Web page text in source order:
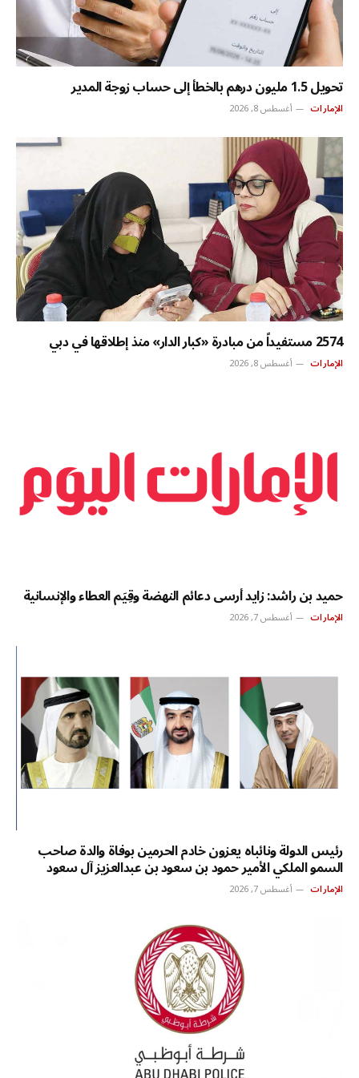
تحويل 1.5 مليون درهم بالخطأ إلى حساب زوجة المدير
الإمارات أغسطس 8, 2026
2574 مستفيداً من مبادرة «كبار الدار» منذ إطلاقها في دبي
الإمارات أغسطس 8, 2026
حميد بن راشد: زايد أرسى دعائم النهضة وقِيَم العطاء والإنسانية
الإمارات أغسطس 7, 2026
رئيس الدولة ونائباه يعزون خادم الحرمين بوفاة والدة صاحب
السمو الملكي الأمير حمود بن سعود بن عبدالعزيز آل سعود
الإمارات أغسطس 7, 2026